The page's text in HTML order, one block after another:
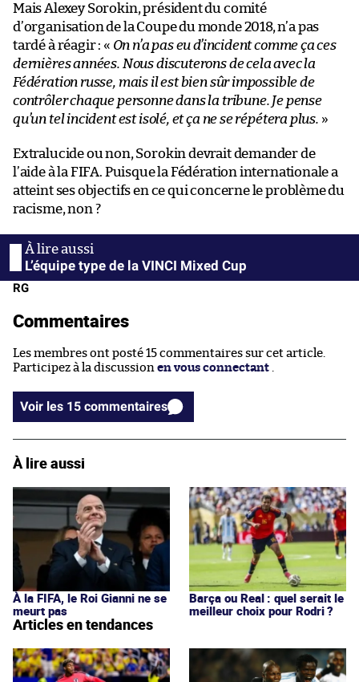
Mais Alexey Sorokin, président du comité
d’organisation de la Coupe du monde 2018, n’a pas
tardé à réagir : « On n’a pas eu d’incident comme ça ces
dernières années. Nous discuterons de cela avec la
Fédération russe, mais il est bien sûr impossible de
contrôler chaque personne dans la tribune. Je pense
qu’un tel incident est isolé, et ça ne se répétera plus. »
Extralucide ou non, Sorokin devrait demander de
l’aide à la FIFA. Puisque la Fédération internationale a
atteint ses objectifs en ce qui concerne le problème du
racisme, non ?
L’équipe type de la VINCI Mixed Cup
RG
Commentaires
Les membres ont posté 15 commentaires sur cet article.
Participez à la discussion en vous connectant
Voir les 15 commentaires
À lire aussi
À la FIFA, le Roi Gianni ne se
meurt pas
Barça ou Real : quel serait le
meilleur choix pour Rodri ?
Articles en tendances